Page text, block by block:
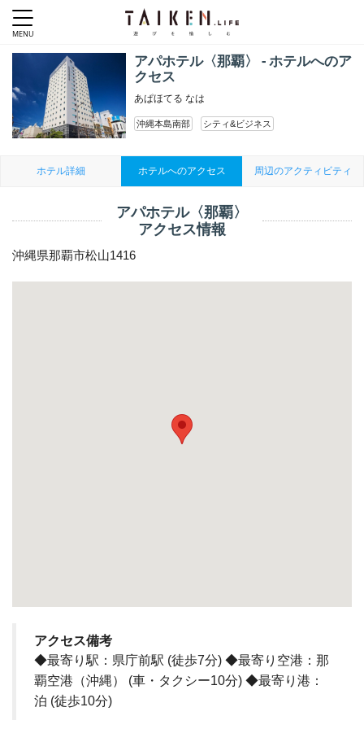
アパホテル〈那覇〉 - ホテルへのア
クセス
あぱほてる なは
沖縄本島南部 シティ&ビジネス
ホテル詳細 ホテルへのアクセス 周辺のアクティビティ
アパホテル〈那覇〉
アクセス情報
沖縄県那覇市松山1416
アクセス備考
◆最寄り駅：県庁前駅 (徒歩7分) ◆最寄り空港：那
覇空港（沖縄） (車・タクシー10分) ◆最寄り港：
泊 (徒歩10分)